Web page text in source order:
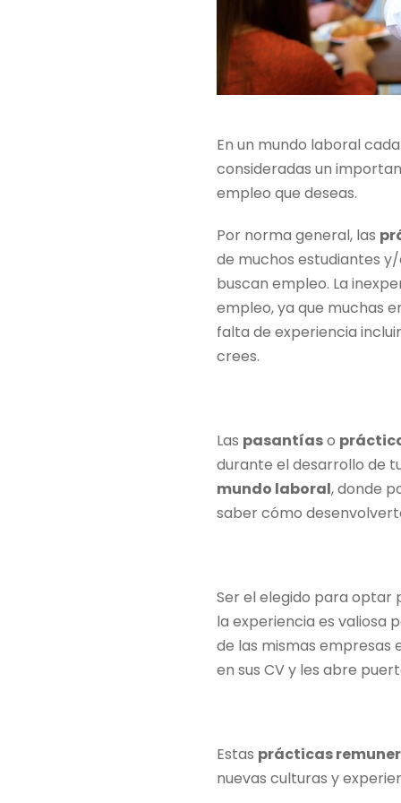
En un mundo laboral
consideradas un
empleo que deseas.
Por norma general, las
de muchos estudiantes
buscan empleo. La
empleo, ya que muchas
falta de experiencia
crees.
Las pasantíaso
durante el desarrollo de
mundo laboral, donde
saber cómo
Ser el elegido para optar
la experiencia es valiosa
de las mismas empresas
en sus CV y les abre
Estas prácticas
nuevas culturas y